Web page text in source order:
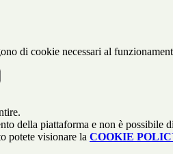
di cookie necessari al
della piattaforma e non è possibile
potete visionare la COOKIE